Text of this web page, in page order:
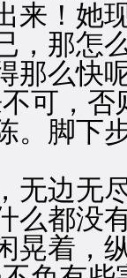
来！她
，那怎
那么快
，否
。脚下
边无尽
么都没
着，纵